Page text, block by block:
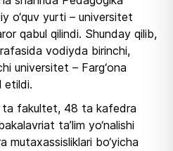
o‘quv yurti – universitet
qabul qilindi. Shunday qilib,
vodiyda birinchi,
universitet – Farg‘ona
etildi.
ta fakultet, 48 ta kafedra
ta’lim yo‘nalishi
mutaxassisliklari bo‘yicha